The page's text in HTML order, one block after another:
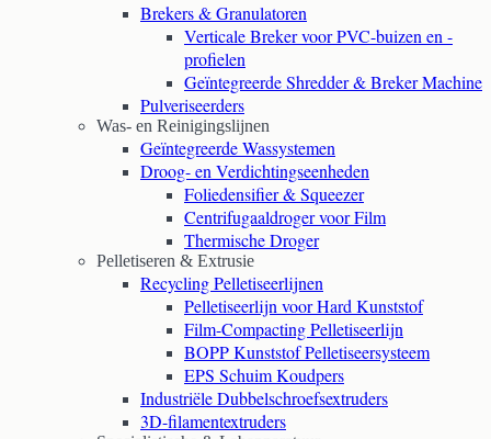
Brekers & Granulatoren
Verticale Breker voor PVC-buizen en -
profielen
Geïntegreerde Shredder & Breker Machine
Pulveriseerders
Was- en Reinigingslijnen
Geïntegreerde Wassystemen
Droog- en Verdichtingseenheden
Foliedensifier & Squeezer
Centrifugaaldroger voor Film
Thermische Droger
Pelletiseren & Extrusie
Recycling Pelletiseerlijnen
Pelletiseerlijn voor Hard Kunststof
Film-Compacting Pelletiseerlijn
BOPP Kunststof Pelletiseersysteem
EPS Schuim Koudpers
Industriële Dubbelschroefsextruders
3D-filamentextruders